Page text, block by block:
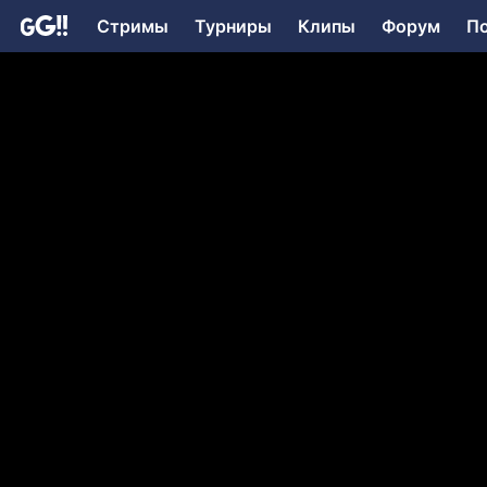
Стримы Турниры Клипы Форум